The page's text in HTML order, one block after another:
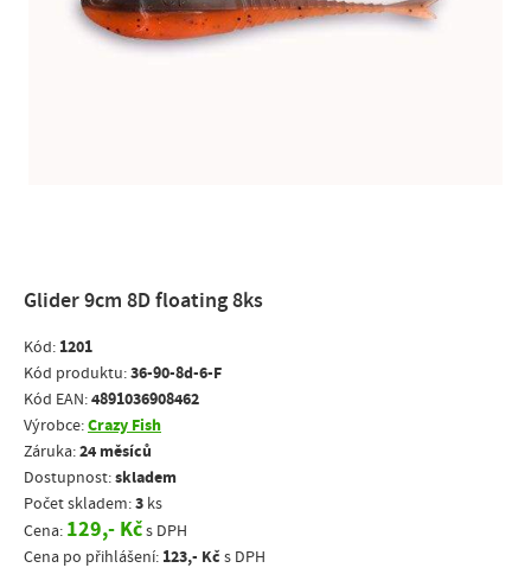
Glider 9cm 8D floating 8ks
Kód: 1201
Kód produktu:36-90-8d-6-F
Kód EAN:4891036908462
Výrobce:Crazy Fish
Záruka:24 měsíců
Dostupnost:skladem
Počet skladem:3 ks
Cena: 129,- Kčs DPH
Cena po přihlášení: 123,- Kč s DPH